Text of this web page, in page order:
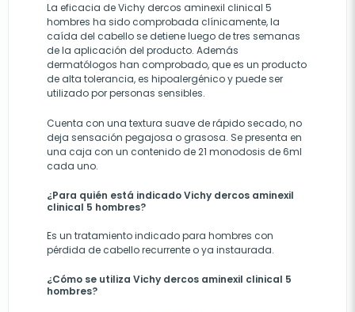
La eficacia de Vichy dercos aminexil clinical 5
hombres ha sido comprobada clínicamente, la
caída del cabello se detiene luego de tres semanas
de la aplicación del producto. Además
dermatólogos han comprobado, que es un producto
de alta tolerancia, es hipoalergénico y puede ser
utilizado por personas sensibles.
Cuenta con una textura suave de rápido secado, no
deja sensación pegajosa o grasosa. Se presenta en
una caja con un contenido de 21 monodosis de 6ml
cada uno.
¿Para quién está indicado Vichy dercos aminexil
clinical 5 hombres?
Es un tratamiento indicado para hombres con
pérdida de cabello recurrente o ya instaurada.
¿Cómo se utiliza Vichy dercos aminexil clinical 5
hombres?